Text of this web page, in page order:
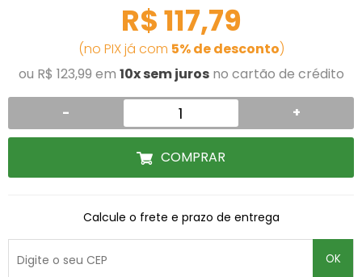
R$ 117,79
(no PIX já com 5% de desconto)
ou R$ 123,99 em 10x sem jurosno cartão de crédito
- +
COMPRAR
Calcule o frete e prazo de entrega
OK